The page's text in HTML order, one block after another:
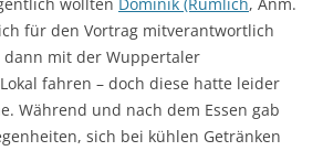
wollten Dominik (Rumlich, Anm.
für den Vortrag mitverantwortlich
dann mit der Wuppertaler
fahren – doch diese hatte leider
Während und nach dem Essen gab
sich bei kühlen Getränken